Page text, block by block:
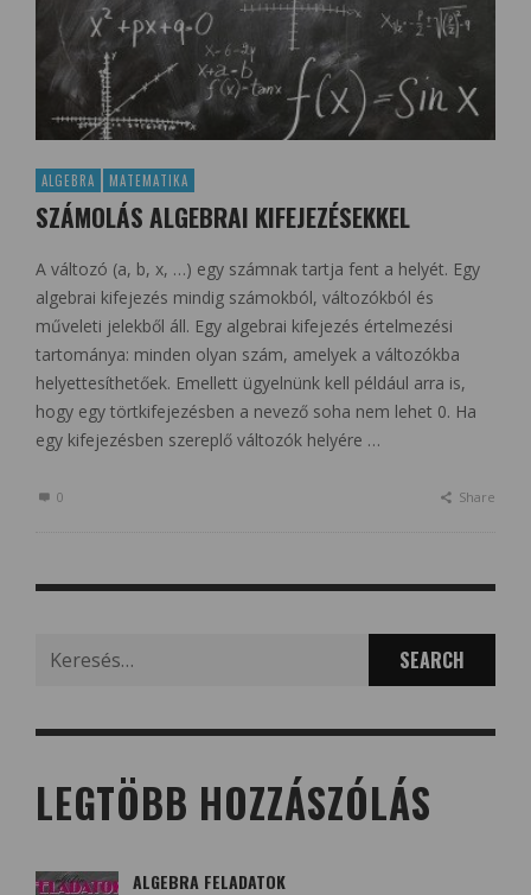
ALGEBRA MATEMATIKA
SZÁMOLÁS ALGEBRAI KIFEJEZÉSEKKEL
A változó (a, b, x, …) egy számnak tartja fent a helyét. Egy
algebrai kifejezés mindig számokból, változókból és
műveleti jelekből áll. Egy algebrai kifejezés értelmezési
tartománya: minden olyan szám, amelyek a változókba
helyettesíthetőek. Emellett ügyelnünk kell például arra is,
hogy egy törtkifejezésben a nevező soha nem lehet 0. Ha
egy kifejezésben szereplő változók helyére …
0 Share
for:
LEGTÖBB HOZZÁSZÓLÁS
ALGEBRA FELADATOK